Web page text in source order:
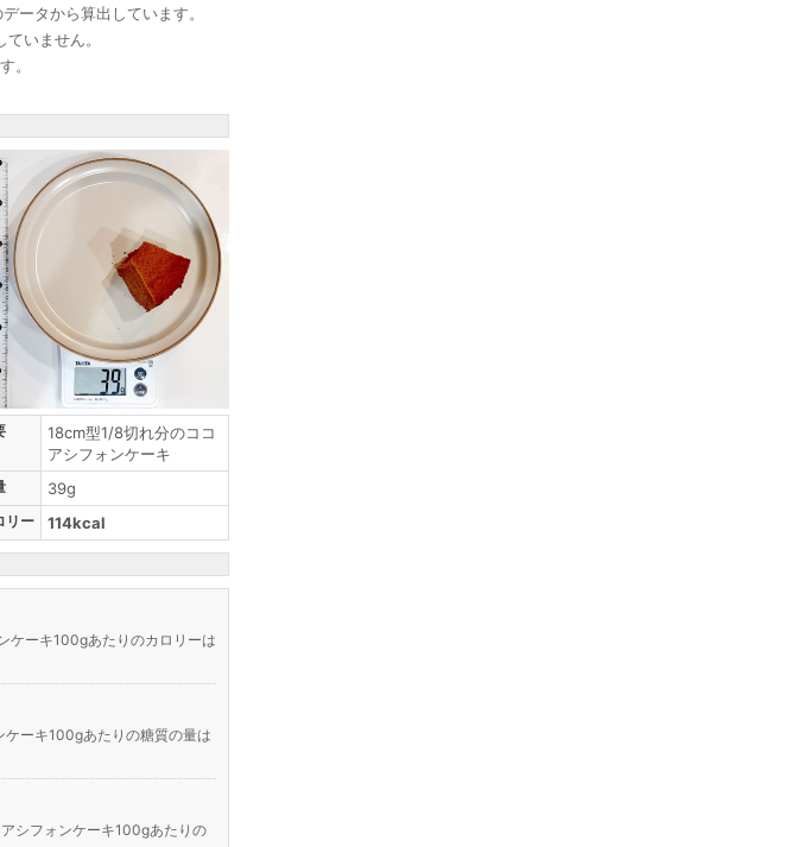
ータから算出しています。
いません。
。
18cm型1/8切れ分のココ
アシフォンケーキ
39g
リー 114kcal
ケーキ100gあたりのカロリーは
ケーキ100gあたりの糖質の量は
シフォンケーキ100gあたりの